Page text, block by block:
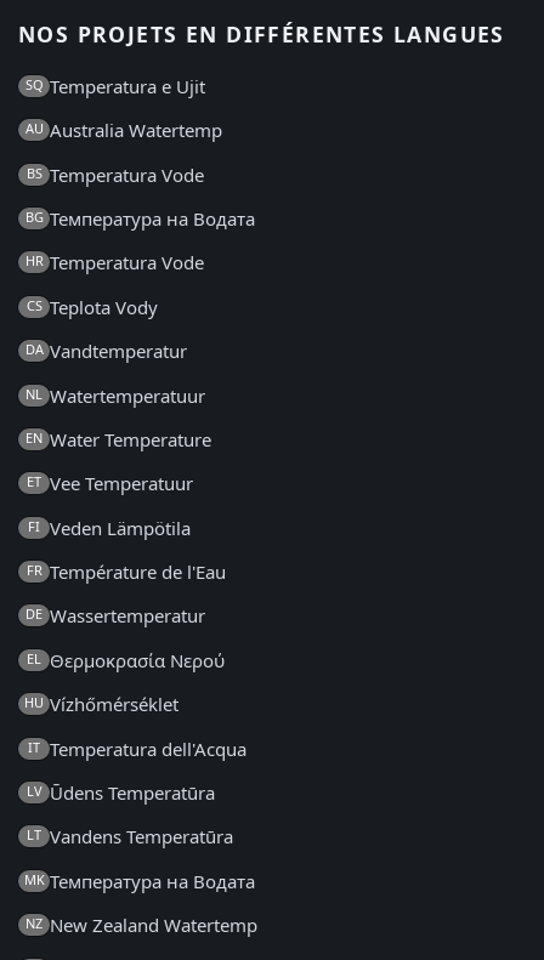
NOS PROJETS EN DIFFÉRENTES LANGUES
SQ Temperatura e Ujit
AU Australia Watertemp
BS Temperatura Vode
BG Температура на Водата
HR Temperatura Vode
CS Teplota Vody
DA Vandtemperatur
NL Watertemperatuur
EN Water Temperature
ET Vee Temperatuur
FI Veden Lämpötila
FR Température de l'Eau
DE Wassertemperatur
EL Θερμοκρασία Νερού
HU Vízhőmérséklet
IT Temperatura dell'Acqua
LV Ūdens Temperatūra
LT Vandens Temperatūra
MK Температура на Водата
NZ New Zealand Watertemp